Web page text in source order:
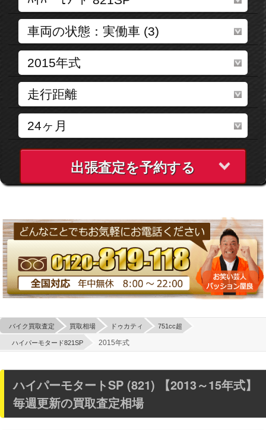
出張査定を予約する
バイク買取査定 買取相場 ドゥカティ 751cc超
ハイパーモタード821SP 2015年式
ハイパーモタートSP (821) 【2013～15年式】
毎週更新の買取査定相場